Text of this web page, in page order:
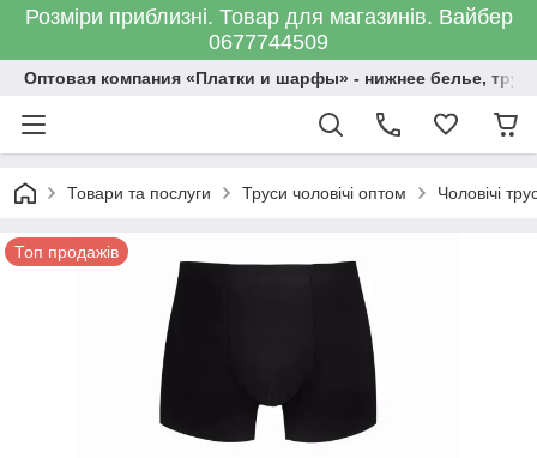
Розміри приблизні. Товар для магазинів. Вайбер
0677744509
Оптовая компания «Платки и шарфы» - нижнее белье,
Товари та послуги Труси чоловічі оптом Чоловічі
Топ продажів